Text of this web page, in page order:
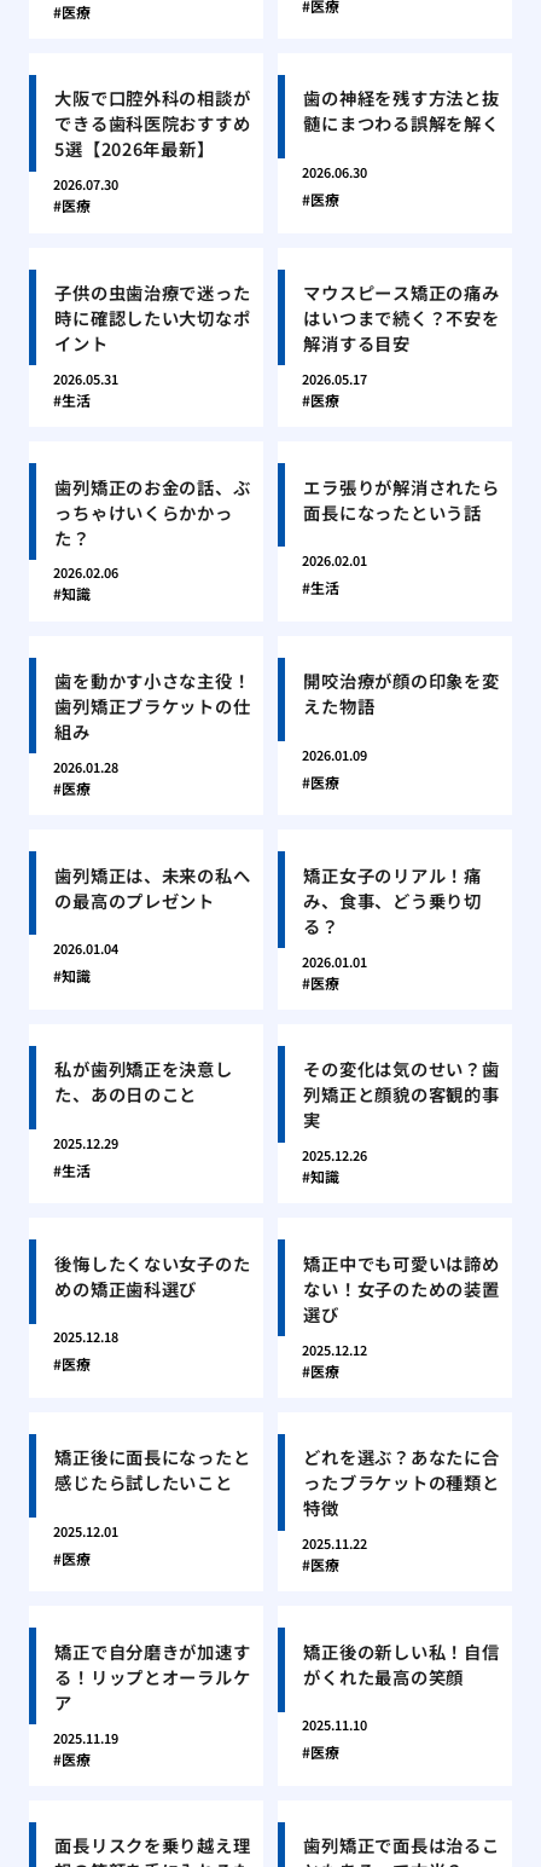
医療 医療
大阪で口腔外科の相談が
できる歯科医院おすすめ
5選【2026年最新】
2026.07.30
医療
歯の神経を残す方法と抜
髄にまつわる誤解を解く
2026.06.30
医療
子供の虫歯治療で迷った
時に確認したい大切なポ
イント
2026.05.31
生活
マウスピース矯正の痛み
はいつまで続く？不安を
解消する目安
2026.05.17
医療
歯列矯正のお金の話、ぶ
っちゃけいくらかかっ
た？
2026.02.06
知識
エラ張りが解消されたら
面長になったという話
2026.02.01
生活
歯を動かす小さな主役！
歯列矯正ブラケットの仕
組み
2026.01.28
医療
開咬治療が顔の印象を変
えた物語
2026.01.09
医療
歯列矯正は、未来の私へ
の最高のプレゼント
2026.01.04
知識
矯正女子のリアル！痛
み、食事、どう乗り切
る？
2026.01.01
医療
私が歯列矯正を決意し
た、あの日のこと
2025.12.29
生活
その変化は気のせい？歯
列矯正と顔貌の客観的事
実
2025.12.26
知識
後悔したくない女子のた
めの矯正歯科選び
2025.12.18
医療
矯正中でも可愛いは諦め
ない！女子のための装置
選び
2025.12.12
医療
矯正後に面長になったと
感じたら試したいこと
2025.12.01
医療
どれを選ぶ？あなたに合
ったブラケットの種類と
特徴
2025.11.22
医療
矯正で自分磨きが加速す
る！リップとオーラルケ
ア
2025.11.19
医療
矯正後の新しい私！自信
がくれた最高の笑顔
2025.11.10
医療
面長リスクを乗り越え理
歯列矯正で面長は治るこ